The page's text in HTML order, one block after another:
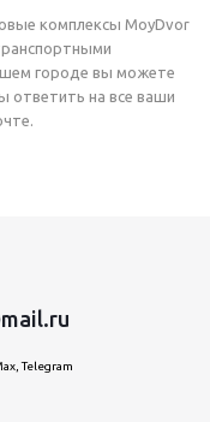
комплексы MoyDvor
городе вы можете
ответить на все ваши
Telegram